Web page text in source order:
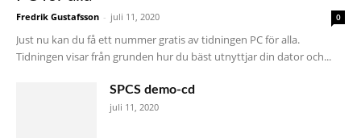
Fredrik Gustafsson - juli 11, 2020 0
Just nu kan du få ett nummer gratis av tidningen PC för alla.
Tidningen visar från grunden hur du bäst utnyttjar din dator och...
SPCS demo-cd
juli 11, 2020